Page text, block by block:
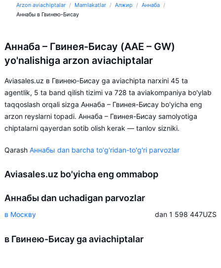
Arzon aviachiptalar Mamlakatlar Алжир
Аннаба
Аннабы в Гвинею-Бисау
Аннаба – Гвинея-Бисау (AAE – GW)
yo'nalishiga arzon aviachiptalar
Aviasales.uz в Гвинею-Бисау ga aviachipta narxini 45 ta
agentlik, 5 ta band qilish tizimi va 728 ta aviakompaniya bo'ylab
taqqoslash orqali sizga Аннаба – Гвинея-Бисау bo'yicha eng
arzon reyslarni topadi. Аннаба – Гвинея-Бисау samolyotiga
chiptalarni qayerdan sotib olish kerak — tanlov sizniki.
Qarash Аннабы dan barcha to'g'ridan-to'g'ri parvozlar
Aviasales.uz bo'yicha eng ommabop
Аннабы dan uchadigan parvozlar
в Москву dan 1 598 447UZS
в Гвинею-Бисау ga aviachiptalar